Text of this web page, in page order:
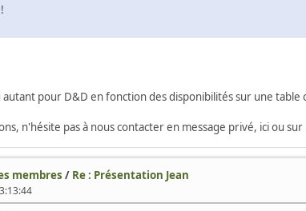
autant pour D&D en fonction des disponibilités sur une
n'hésite pas à nous contacter en message privé, ici ou sur
membres / Re : Présentation Jean